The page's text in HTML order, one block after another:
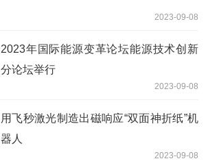
2023-09-08
2023年国际能源变革论坛能源技术创新
分论坛举行
2023-09-08
用飞秒激光制造出磁响应“双面神折纸”机
器人
2023-09-08